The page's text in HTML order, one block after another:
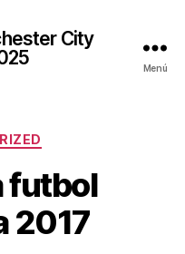
City
Menú
futbol
2017